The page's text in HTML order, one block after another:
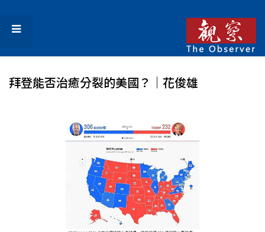
拜登能否治癒分裂的美國？｜花俊雄